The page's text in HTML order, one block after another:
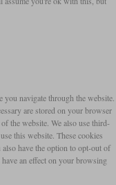
navigate through the website.
are stored on your browser
the website. We also use third-
this website. These cookies
have the option to opt-out of
an effect on your browsing